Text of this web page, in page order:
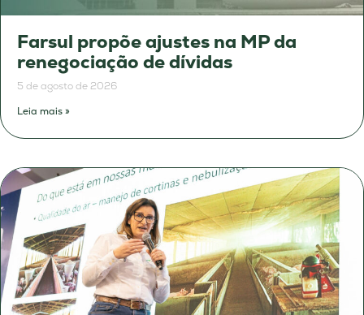
Farsul propõe ajustes na MP da
renegociação de dívidas
5 de agosto de 2026
Leia mais »